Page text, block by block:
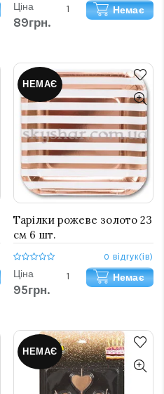
Ціна
89грн.
Немає
НЕМАЄ
Тарілки рожеве золото 23
см 6 шт.
0 відгук(ів)
Ціна
95грн.
Немає
НЕМАЄ